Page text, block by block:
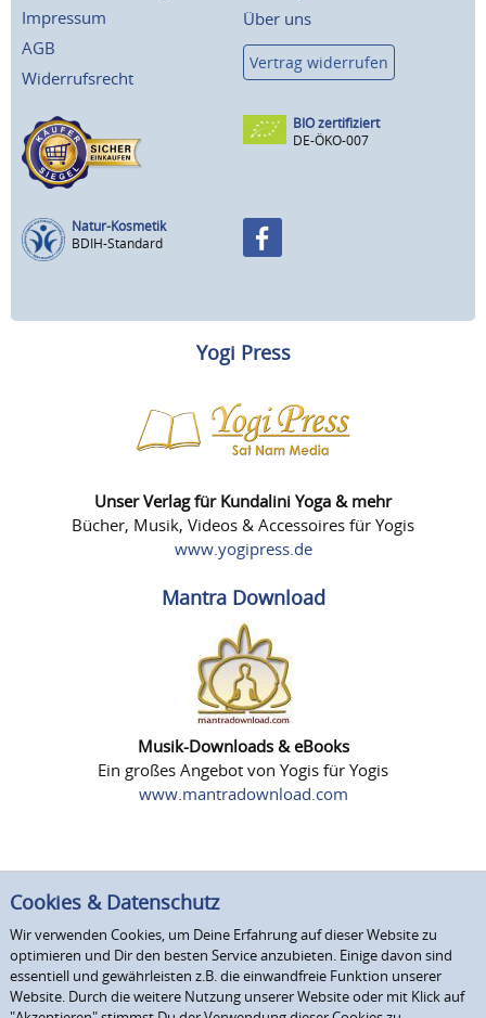
Impressum
AGB
Widerrufsrecht
Über uns
Vertrag widerrufen
BIO zertifiziert
DE-ÖKO-007
Natur-Kosmetik
BDIH-Standard
Yogi Press
Unser Verlag für Kundalini Yoga & mehr
Bücher, Musik, Videos & Accessoires für Yogis
www.yogipress.de
Mantra Download
Musik-Downloads & eBooks
Ein großes Angebot von Yogis für Yogis
www.mantradownload.com
Cookies & Datenschutz
Wir verwenden Cookies, um Deine Erfahrung auf dieser Website zu
optimieren und Dir den besten Service anzubieten. Einige davon sind
essentiell und gewährleisten z.B. die einwandfreie Funktion unserer
Website. Durch die weitere Nutzung unserer Website oder mit Klick auf